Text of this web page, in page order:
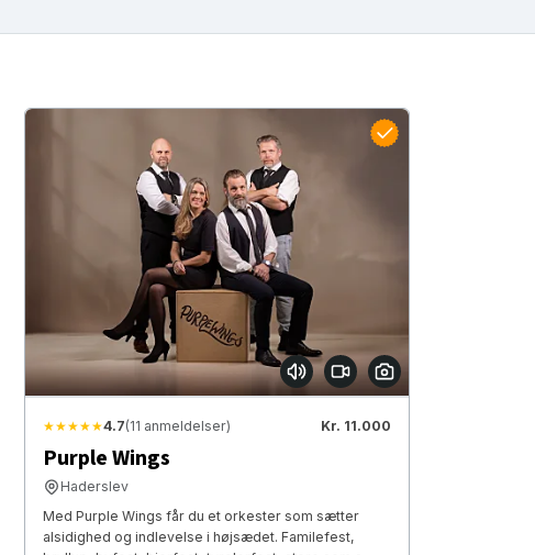
★★★★★4.7(11 anmeldelser) Kr. 11.000
Purple Wings
Haderslev
Med Purple Wings får du et orkester som sætter
alsidighed og indlevelse i højsædet. Familefest,